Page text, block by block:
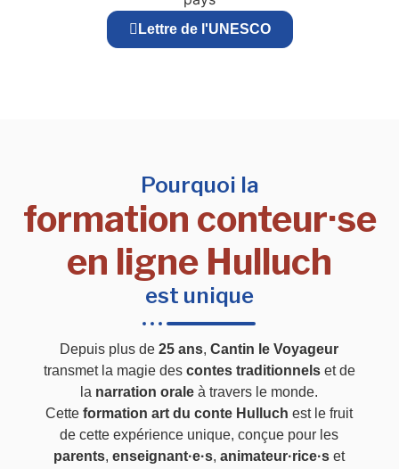
Lettre de l'UNESCO
Pourquoi la
formation conteur·se
en ligne Hulluch
est unique
Depuis plus de25 ans,Cantin le Voyageur
transmet la magie des contes traditionnelset de
la narration orale à travers le monde.
Cetteformation art du conte Hulluch est le fruit
de cette expérience unique, conçue pour les
parents,enseignant·e·s,animateur·rice·s et